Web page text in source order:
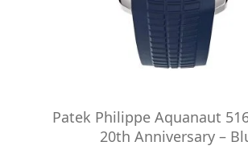
Patek Philippe Aquanaut
20th Anniversary –